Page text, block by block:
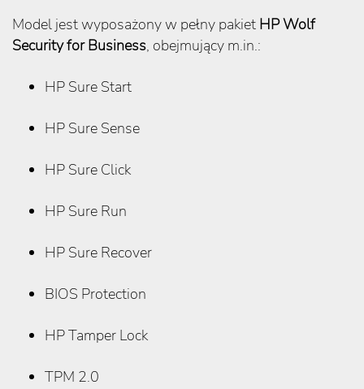
Model jest wyposażony w pełny pakiet HP Wolf
Security for Business, obejmujący m.in.:
HP Sure Start
HP Sure Sense
HP Sure Click
HP Sure Run
HP Sure Recover
BIOS Protection
HP Tamper Lock
TPM 2.0